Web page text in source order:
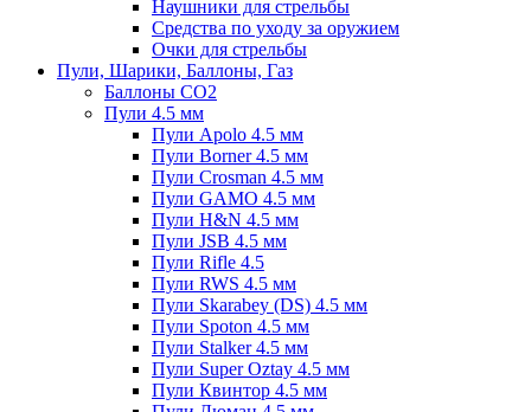
Наушники для стрельбы
Средства по уходу за оружием
Очки для стрельбы
Пули, Шарики, Баллоны, Газ
Баллоны CO2
Пули 4.5 мм
Пули Apolo 4.5 мм
Пули Borner 4.5 мм
Пули Crosman 4.5 мм
Пули GAMO 4.5 мм
Пули H&N 4.5 мм
Пули JSB 4.5 мм
Пули Rifle 4.5
Пули RWS 4.5 мм
Пули Skarabey (DS) 4.5 мм
Пули Spoton 4.5 мм
Пули Stalker 4.5 мм
Пули Super Oztay 4.5 мм
Пули Квинтор 4.5 мм